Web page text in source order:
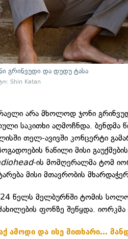
გრინვუდი და დუდუ ტასა
Shin Katan
არა მხოლოდ ჯონი
საკითხი აღმოჩნდა.
თელ-ავივში კონცერტი
ნაწილი მისი
-ის მომღერალმა ტომ
მისი მთავრობის
წელს მელბურნში ტომის
ფონზე შეწყდა.
ამოდი და ისე მითხარი…